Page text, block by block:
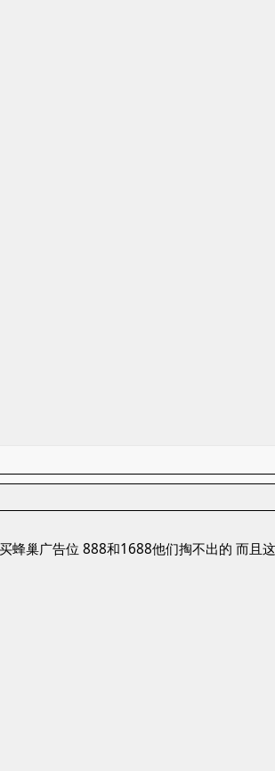
蜂巢广告位 888和1688他们掏不出的 而且